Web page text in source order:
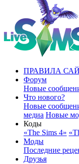
ПРАВИЛА
Форум
Новые
Что нового?
Новые
медиа Новые
Коды
«The Sims 4»
Моды
Последние
Друзья